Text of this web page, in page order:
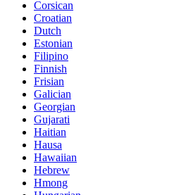
Corsican
Croatian
Dutch
Estonian
Filipino
Finnish
Frisian
Galician
Georgian
Gujarati
Haitian
Hausa
Hawaiian
Hebrew
Hmong